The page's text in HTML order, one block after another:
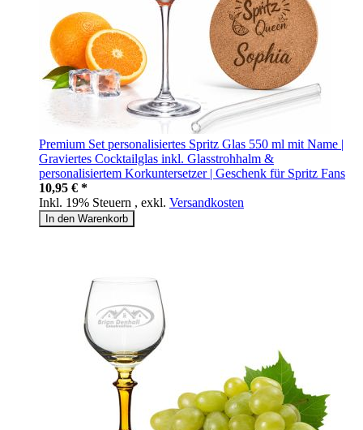
Premium Set personalisiertes Spritz Glas 550 ml mit Name |
Graviertes Cocktailglas inkl. Glasstrohhalm &
personalisiertem Korkuntersetzer | Geschenk für Spritz Fans
10,95 € *
Inkl. 19% Steuern , exkl. Versandkosten
In den Warenkorb